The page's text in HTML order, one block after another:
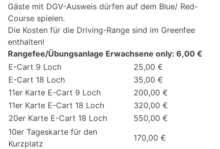
Gäste mit DGV-Ausweis dürfen auf dem Blue/ Red-
Course spielen.
Die Kosten für die Driving-Range sind im Greenfee
enthalten!
Rangefee/Übungsanlage Erwachsene only: 6,00 €
E-Cart 9 Loch
25,00 €
E-Cart 18 Loch
35,00 €
11er Karte E-Cart 9 Loch
200,00 €
11er Karte E-Cart 18 Loch
320,00 €
20er Karte E-Cart 18 Loch
550,00 €
10er Tageskarte für den
Kurzplatz
170,00 €